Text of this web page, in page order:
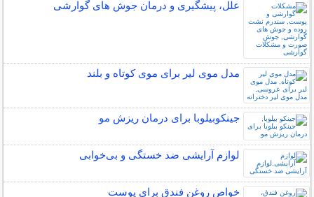
علل، پیشگیری و درمان جوش های گوارشی
مدل موی لیر برای موی کوتاه و بلند
جینکوبیلوبا برای درمان ریزش مو
لوازم آرایشی ضد خستگی و بی‌خوابی
خواص روغن فندق برای پوست